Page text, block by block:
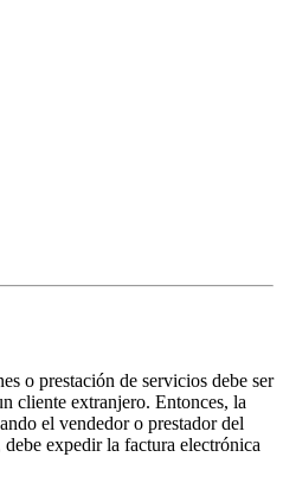
o prestación de servicios debe ser
cliente extranjero. Entonces, la
el vendedor o prestador del
expedir la factura electrónica